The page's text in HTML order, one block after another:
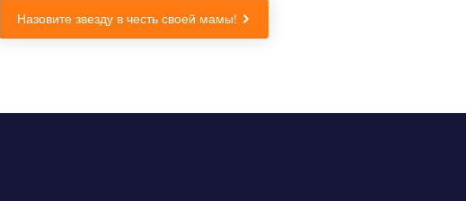
Назовите звезду в честь своей мамы!